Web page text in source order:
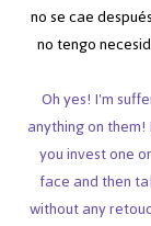
no se cae
no tengo
Oh yes! I'm
anything on
you invest one
face and then
without any